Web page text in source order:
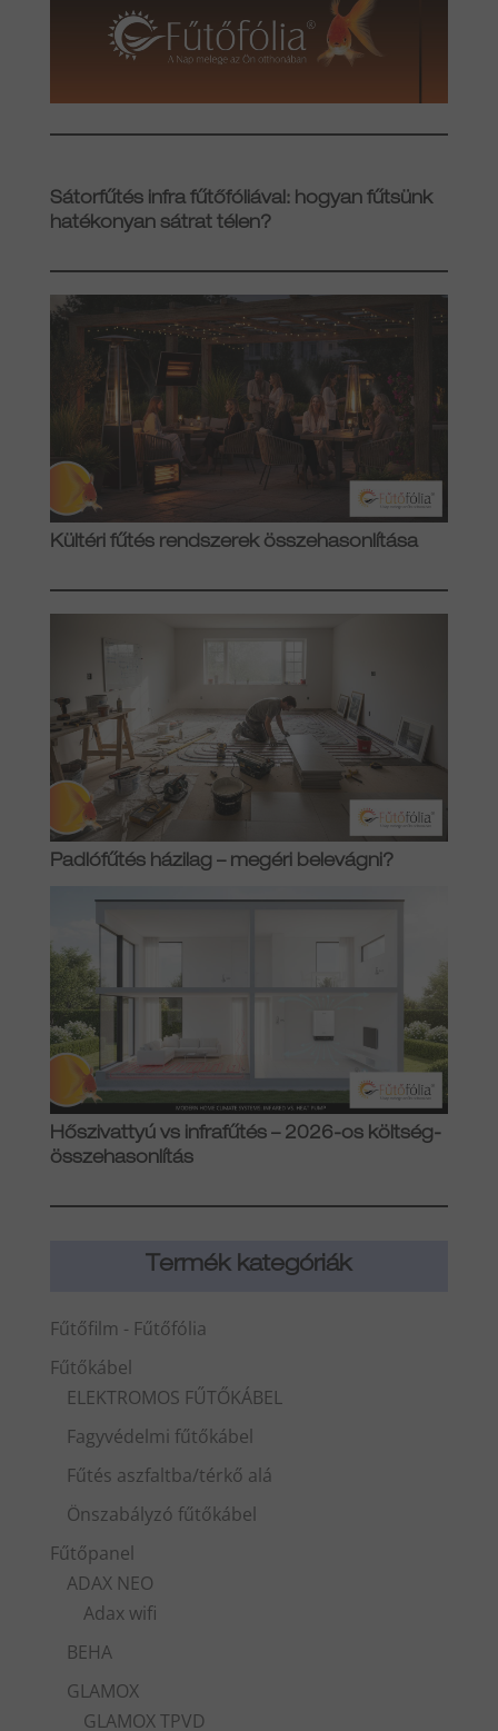
Sátorfűtés infra fűtőfóliával: hogyan fűtsünk
hatékonyan sátrat télen?
Kültéri fűtés rendszerek összehasonlítása
Padlófűtés házilag – megéri belevágni?
Hőszivattyú vs infrafűtés – 2026-os költség-
összehasonlítás
Termék kategóriák
Fűtőfilm - Fűtőfólia
Fűtőkábel
ELEKTROMOS FŰTŐKÁBEL
Fagyvédelmi fűtőkábel
Fűtés aszfaltba/térkő alá
Önszabályzó fűtőkábel
Fűtőpanel
ADAX NEO
Adax wifi
BEHA
GLAMOX
GLAMOX TPVD